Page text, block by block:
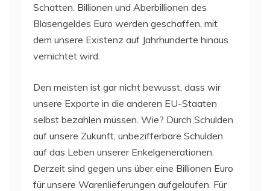
Schatten. Billionen und Aberbillionen des
Blasengeldes Euro werden geschaffen, mit
dem unsere Existenz auf Jahrhunderte hinaus
vernichtet wird.
Den meisten ist gar nicht bewusst, dass wir
unsere Exporte in die anderen EU-Staaten
selbst bezahlen müssen. Wie? Durch Schulden
auf unsere Zukunft, unbezifferbare Schulden
auf das Leben unserer Enkelgenerationen.
Derzeit sind gegen uns über eine Billionen Euro
für unsere Warenlieferungen aufgelaufen. Für